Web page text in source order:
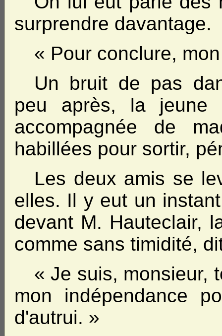
surprendre davantage.
« Pour conclure,
Un bruit de pas
peu après, la jeune
accompagnée de
habillées pour sortir,
Les deux amis se
elles. Il y eut un
devant M. Hauteclair,
comme sans timidité,
« Je suis, monsieur,
mon indépendance
d'autrui. »